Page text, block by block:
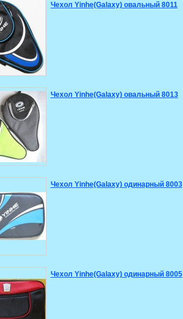
Чехол Yinhe(Galaxy) овальный 8011
Чехол Yinhe(Galaxy) овальный 8013
Чехол Yinhe(Galaxy) одинарный 8003
Чехол Yinhe(Galaxy) одинарный 8005